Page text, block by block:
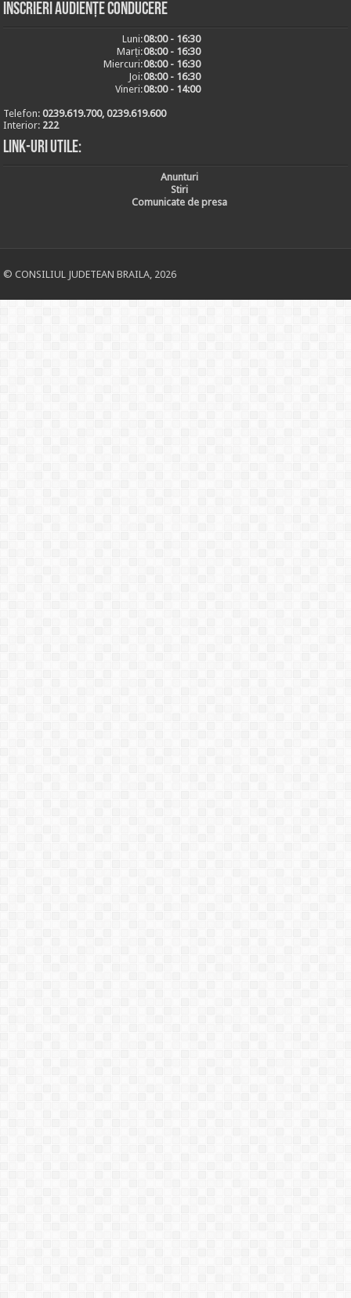
Inscrieri audiențe conducere
Luni:08:00 - 16:30
Marți:08:00 - 16:30
Miercuri:08:00 - 16:30
Joi:08:00 - 16:30
Vineri:08:00 - 14:00
Telefon:0239.619.700, 0239.619.600
Interior: 222
Link-uri utile:
Anunturi
Stiri
Comunicate de presa
© CONSILIUL JUDETEAN BRAILA, 2026